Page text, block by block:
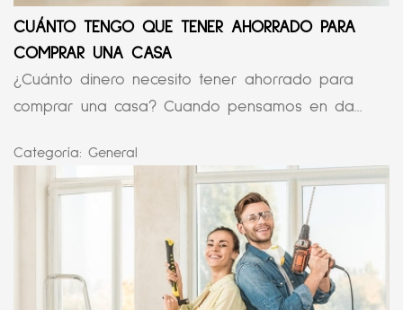
CUÁNTO TENGO QUE TENER AHORRADO PARA
COMPRAR UNA CASA
¿Cuánto dinero necesito tener ahorrado para
comprar una casa? Cuando pensamos en da...
Categoría: General